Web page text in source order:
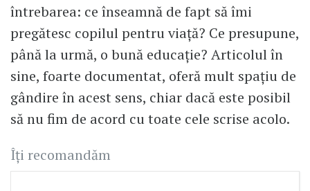
întrebarea: ce înseamnă de fapt să îmi
pregătesc copilul pentru viaţă? Ce presupune,
până la urmă, o bună educaţie? Articolul în
sine, foarte documentat, oferă mult spaţiu de
gândire în acest sens, chiar dacă este posibil
să nu fim de acord cu toate cele scrise acolo.
Îți recomandăm